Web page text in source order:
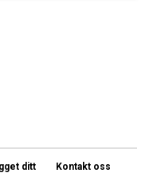
ditt
Kontakt oss